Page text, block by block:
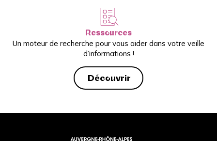
Ressources
Un moteur de recherche pour vous aider dans votre veille
d’informations !
Découvrir